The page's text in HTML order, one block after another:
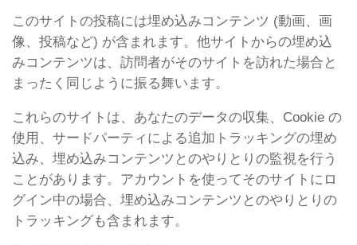
このサイトの投稿には埋め込みコンテンツ (動画、画
像、投稿など) が含まれます。他サイトからの埋め込
みコンテンツは、訪問者がそのサイトを訪れた場合と
まったく同じように振る舞います。
これらのサイトは、あなたのデータの収集、Cookie の
使用、サードパーティによる追加トラッキングの埋め
込み、埋め込みコンテンツとのやりとりの監視を行う
ことがあります。アカウントを使ってそのサイトにロ
グイン中の場合、埋め込みコンテンツとのやりとりの
トラッキングも含まれます。